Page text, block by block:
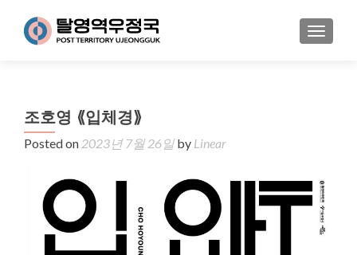
MENU
조호영 ⟪입체경⟫
Posted on 2023년 7월 26일by Linear